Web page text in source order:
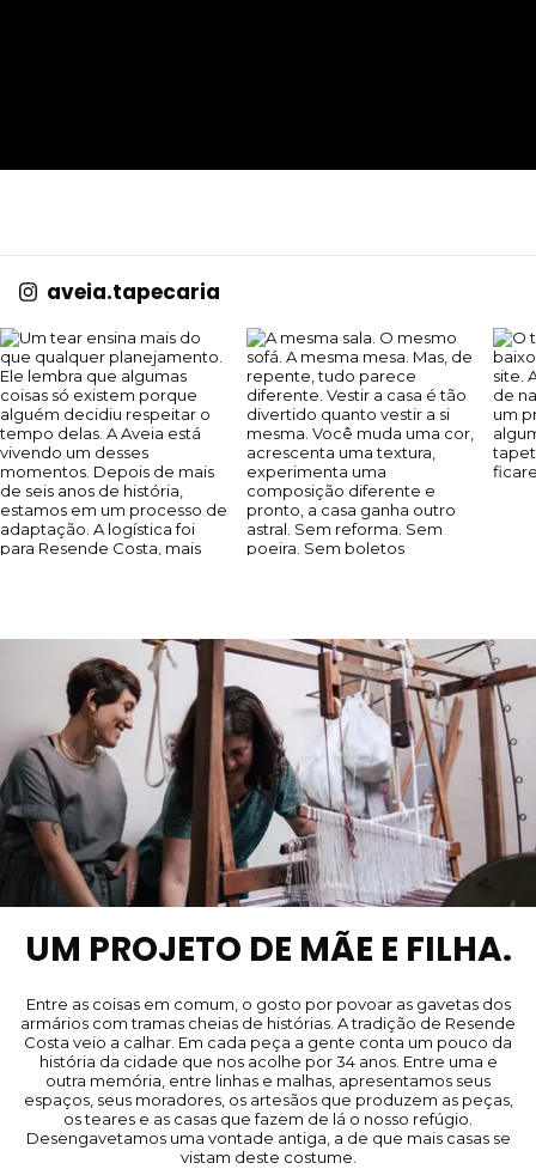
aveia.tapecaria
UM PROJETO DE MÃE E FILHA.
Entre as coisas em comum, o gosto por povoar as gavetas dos
armários com tramas cheias de histórias. A tradição de Resende
Costa veio a calhar. Em cada peça a gente conta um pouco da
história da cidade que nos acolhe por 34 anos. Entre uma e
outra memória, entre linhas e malhas, apresentamos seus
espaços, seus moradores, os artesãos que produzem as peças,
os teares e as casas que fazem de lá o nosso refúgio.
Desengavetamos uma vontade antiga, a de que mais casas se
vistam deste costume.